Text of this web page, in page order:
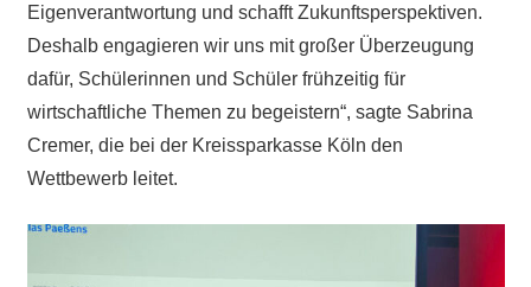
Eigenverantwortung und schafft Zukunftsperspektiven.
Deshalb engagieren wir uns mit großer Überzeugung
dafür, Schülerinnen und Schüler frühzeitig für
wirtschaftliche Themen zu begeistern“, sagte Sabrina
Cremer, die bei der Kreissparkasse Köln den
Wettbewerb leitet.